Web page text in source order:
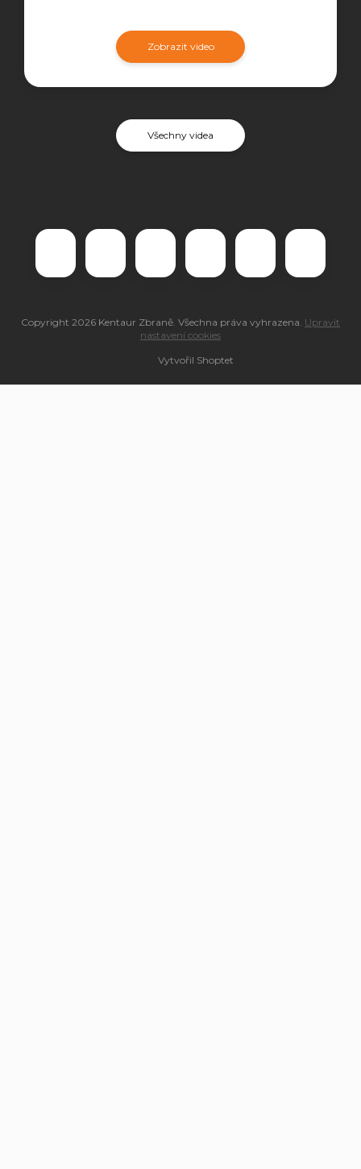
Zobrazit video
Všechny videa
Vytvořil Shoptet
Copyright 2026 Kentaur Zbraně. Všechna práva vyhrazena. Upravit
nastavení cookies